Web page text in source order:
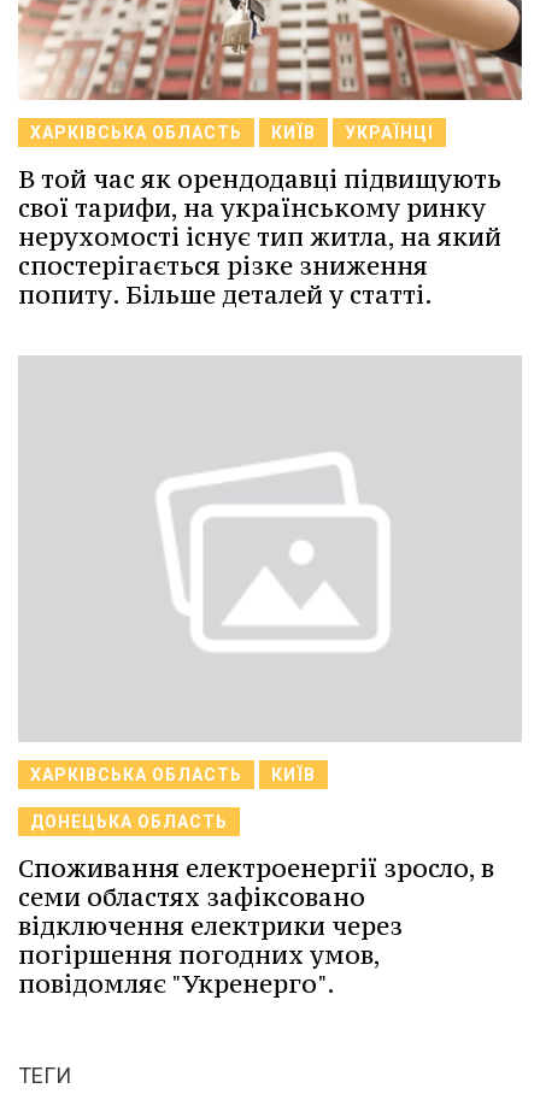
ХАРКІВСЬКА ОБЛАСТЬ КИЇВ УКРАЇНЦІ
В той час як орендодавці підвищують
свої тарифи, на українському ринку
нерухомості існує тип житла, на який
спостерігається різке зниження
попиту. Більше деталей у статті.
ХАРКІВСЬКА ОБЛАСТЬ КИЇВ
ДОНЕЦЬКА ОБЛАСТЬ
Споживання електроенергії зросло, в
семи областях зафіксовано
відключення електрики через
погіршення погодних умов,
повідомляє "Укренерго".
ТЕГИ